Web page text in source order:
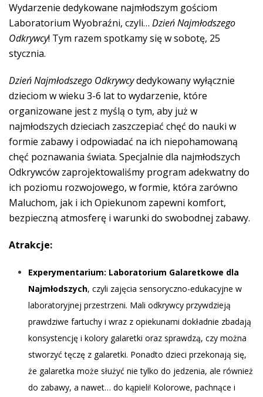
Wydarzenie dedykowane najmłodszym gościom
Laboratorium Wyobraźni, czyli… Dzień Najmłodszego
Odkrywcy! Tym razem spotkamy się w sobotę, 25
stycznia.
Dzień Najmłodszego Odkrywcydedykowany wyłącznie
dzieciom w wieku 3-6 lat to wydarzenie, które
organizowane jest z myślą o tym, aby już w
najmłodszych dzieciach zaszczepiać chęć do nauki w
formie zabawy i odpowiadać na ich niepohamowaną
chęć poznawania świata. Specjalnie dla najmłodszych
Odkrywców zaprojektowaliśmy program adekwatny do
ich poziomu rozwojowego, w formie, która zarówno
Maluchom, jak i ich Opiekunom zapewni komfort,
bezpieczną atmosferę i warunki do swobodnej zabawy.
Atrakcje:
Experymentarium: Laboratorium Galaretkowe dla
Najmłodszych, czyli zajęcia sensoryczno-edukacyjne w
laboratoryjnej przestrzeni. Mali odkrywcy przywdzieją
prawdziwe fartuchy i wraz z opiekunami dokładnie zbadają
konsystencję i kolory galaretki oraz sprawdzą, czy można
stworzyć tęczę z galaretki. Ponadto dzieci przekonają się,
że galaretka może służyć nie tylko do jedzenia, ale również
do zabawy, a nawet… do kąpieli! Kolorowe, pachnące i